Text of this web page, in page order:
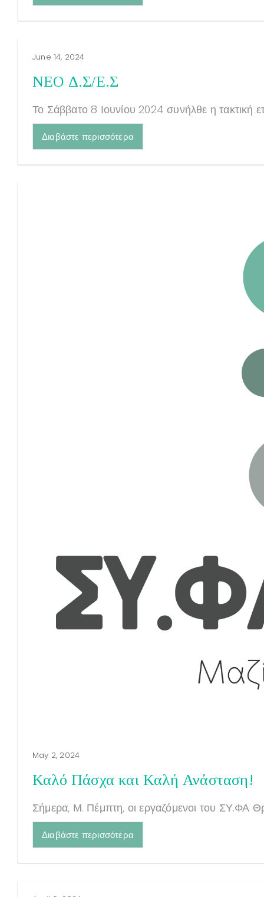
June 14, 2024
ΝΕΟ Δ.Σ/Ε.Σ
Το Σάββατο 8 Ιουνίου 2024 συνήλθε η τακτική
Διαβάστε περισσότερα
May 2, 2024
Καλό Πάσχα και Καλή Ανάσταση!
Σήμερα, Μ. Πέμπτη, οι εργαζόμενοι του ΣΥ.ΦΑ
Διαβάστε περισσότερα